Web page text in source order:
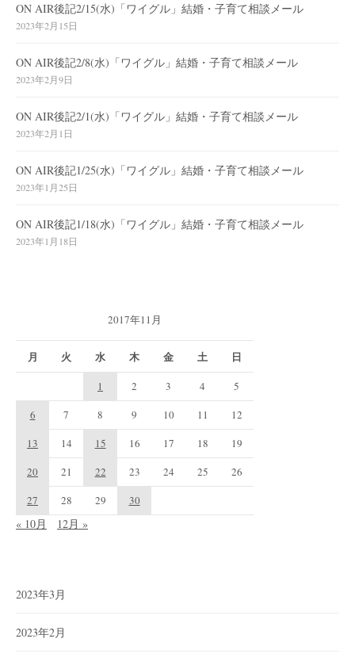
ON AIR後記2/15(水)「ワイグル」結婚・子育て相談メール
2023年2月15日
ON AIR後記2/8(水)「ワイグル」結婚・子育て相談メール
2023年2月9日
ON AIR後記2/1(水)「ワイグル」結婚・子育て相談メール
2023年2月1日
ON AIR後記1/25(水)「ワイグル」結婚・子育て相談メール
2023年1月25日
ON AIR後記1/18(水)「ワイグル」結婚・子育て相談メール
2023年1月18日
2017年11月
月 火 水 木 金 土 日
1 2 3 4
5
6
7 8 9 10 11
12
13
14 15 16 17 18
19
20
21 22 23 24 25
26
27
28 29 30
« 10月 12月 »
2023年3月
2023年2月